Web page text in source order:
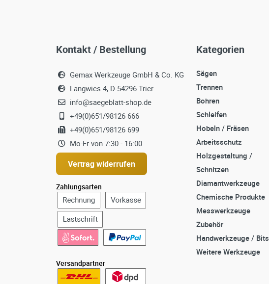
Kontakt / Bestellung
Gemax Werkzeuge GmbH & Co. KG
Langwies 4, D-54296 Trier
info@saegeblatt-shop.de
+49(0)651/98126 666
+49(0)651/98126 699
Mo-Fr von 7:30 - 16:00
Vertrag widerrufen
Zahlungsarten
Versandpartner
Kategorien
Sägen
Trennen
Bohren
Schleifen
Hobeln / Fräsen
Arbeitsschutz
Holzgestaltung /
Schnitzen
Diamantwerkzeuge
Chemische Produkte
Messwerkzeuge
Zubehör
Handwerkzeuge / Bits
Weitere Werkzeuge